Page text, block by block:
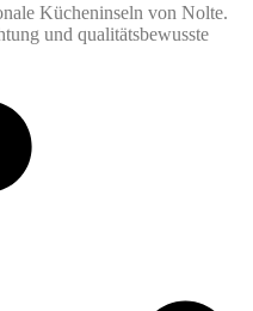
Kücheninseln von Nolte.
und qualitätsbewusste